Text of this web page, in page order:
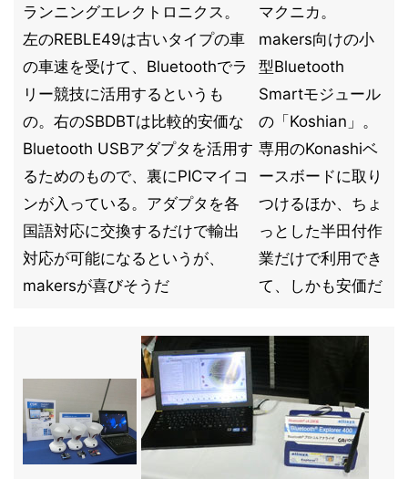
ランニングエレクトロニクス。
左のREBLE49は古いタイプの車
の車速を受けて、Bluetoothでラ
リー競技に活用するというも
の。右のSBDBTは比較的安価な
Bluetooth USBアダプタを活用す
るためのもので、裏にPICマイコ
ンが入っている。アダプタを各
国語対応に交換するだけで輸出
対応が可能になるというが、
makersが喜びそうだ
マクニカ。
makers向けの小
型Bluetooth
Smartモジュール
の「Koshian」。
専用のKonashiベ
ースボードに取り
つけるほか、ちょ
っとした半田付作
業だけで利用でき
て、しかも安価だ